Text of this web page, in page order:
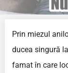
Prin miezul
ducea singură
famat în care